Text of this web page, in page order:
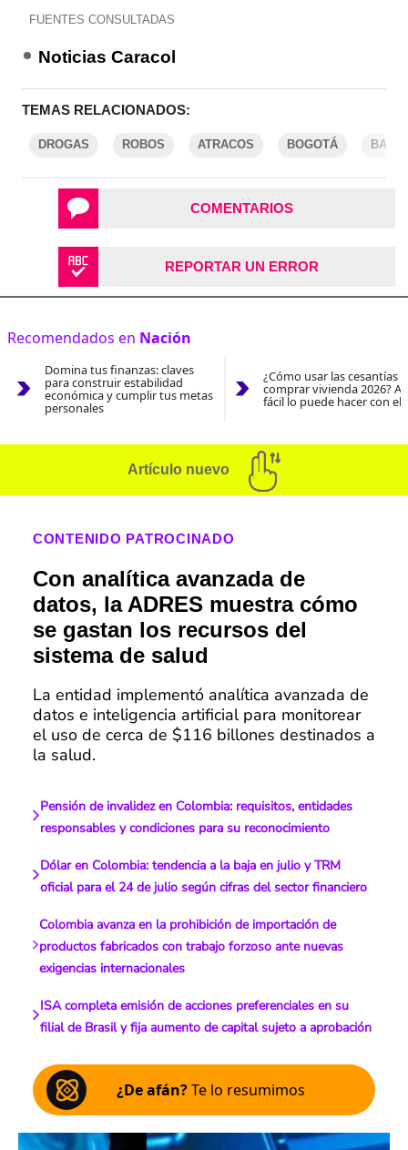
FUENTES CONSULTADAS
Noticias Caracol
TEMAS RELACIONADOS:
DROGAS ROBOS ATRACOS BOGOTÁ
COMENTARIOS
REPORTAR UN ERROR
Recomendados en Nación
Domina tus finanzas: claves
para construir estabilidad
económica y cumplir tus metas
personales
¿Cómo usar las cesantías
comprar vivienda 2026?
fácil lo puede hacer con el
Artículo nuevo
CONTENIDO PATROCINADO
Con analítica avanzada de
datos, la ADRES muestra cómo
se gastan los recursos del
sistema de salud
La entidad implementó analítica avanzada de
datos e inteligencia artificial para monitorear
el uso de cerca de $116 billones destinados a
la salud.
Pensión de invalidez en Colombia: requisitos, entidades
responsables y condiciones para su reconocimiento
Dólar en Colombia: tendencia a la baja en julio y TRM
oficial para el 24 de julio según cifras del sector financiero
Colombia avanza en la prohibición de importación de
productos fabricados con trabajo forzoso ante nuevas
exigencias internacionales
ISA completa emisión de acciones preferenciales en su
filial de Brasil y fija aumento de capital sujeto a aprobación
¿De afán?Te lo resumimos